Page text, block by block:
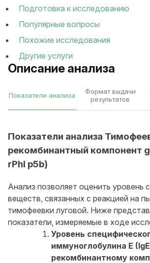
Описание анализа
Показатели анализа
Формат выдачи
результатов
Показатели анализа
рекомбинантный компонент
rPhl p5b)
Анализ позволяет оценить уровень
веществ, связанных с реакцией на
тимофеевки луговой. Ниже
показатели, измеряемые в ходе
Уровень
иммуноглобулина E
рекомбинантному
Подготовка к исследованию
Популярные вопросы
Похожие исследования
Другие услуги